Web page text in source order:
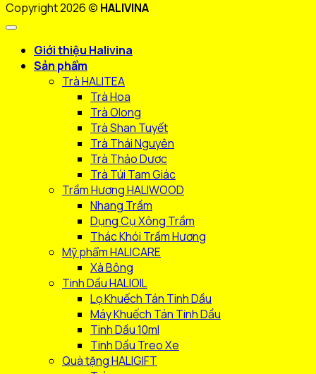
Copyright 2026 © HALIVINA
Giới thiệu Halivina
Sản phẩm
Trà HALITEA
Trà Hoa
Trà Olong
Trà Shan Tuyết
Trà Thái Nguyên
Trà Thảo Dược
Trà Túi Tam Giác
Trầm Hương HALIWOOD
Nhang Trầm
Dụng Cụ Xông Trầm
Thác Khói Trầm Hương
Mỹ phẩm HALICARE
Xà Bông
Tinh Dầu HALIOIL
Lọ Khuếch Tán Tinh Dầu
Máy Khuếch Tán Tinh Dầu
Tinh Dầu 10ml
Tinh Dầu Treo Xe
Quà tặng HALIGIFT